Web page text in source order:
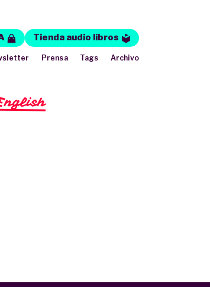
Tienda audio libros
Prensa Tags Archivo